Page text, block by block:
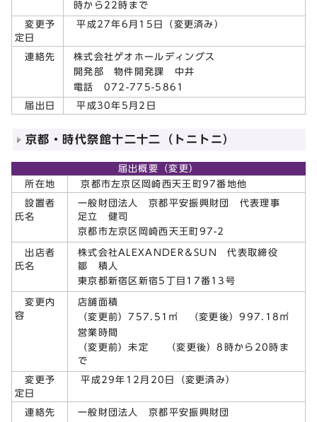
時から22時まで
変更予
定日
平成27年6月15日（変更済み）
連絡先
株式会社ゲオホールディングス
開発部 物件開発課 中井
電話 072-775-5861
届出日 平成30年5月2日
京都・時代祭館十二十二（トニトニ）
届出概要（変更）
所在地
京都市左京区岡崎西天王町97番地他
設置者
氏名
一般財団法人 京都平安振興財団 代表理事
足立 健司
京都市左京区岡崎西天王町97-2
出店者
氏名
株式会社ALEXANDER＆SUN 代表取締役
鄒 積人
東京都新宿区新宿5丁目17番13号
変更内
容
店舗面積
（変更前）757.51㎡ （変更後）997.18㎡
営業時間
（変更前）未定 （変更後）8時から20時ま
で
変更予
定日
平成29年12月20日（変更済み）
連絡先
一般財団法人 京都平安振興財団